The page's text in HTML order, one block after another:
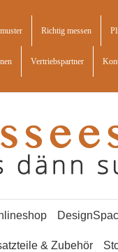
Richtig messen
Vertriebspartner
& Zubehör